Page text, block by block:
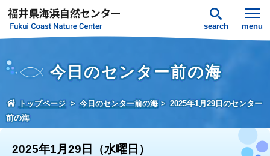
search menu
今日のセンター前の海
トップページ 今日のセンター前の海
2025年1月29日のセンター
前の海
2025年1月29日（水曜日）